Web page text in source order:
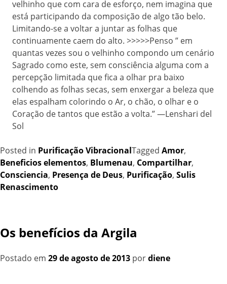
velhinho que com cara de esforço, nem imagina que
está participando da composição de algo tão belo.
Limitando-se a voltar a juntar as folhas que
continuamente caem do alto. >>>>>Penso ” em
quantas vezes sou o velhinho compondo um cenário
Sagrado como este, sem consciência alguma com a
percepção limitada que fica a olhar pra baixo
colhendo as folhas secas, sem enxergar a beleza que
elas espalham colorindo o Ar, o chão, o olhar e o
Coração de tantos que estão a volta.” —Lenshari del
Sol
Posted in Purificação VibracionalTagged Amor,
Beneficios elementos, Blumenau, Compartilhar,
Consciencia, Presença de Deus, Purificação, Sulis
Renascimento
Os benefícios da Argila
Postado em 29 de agosto de 2013 pordiene